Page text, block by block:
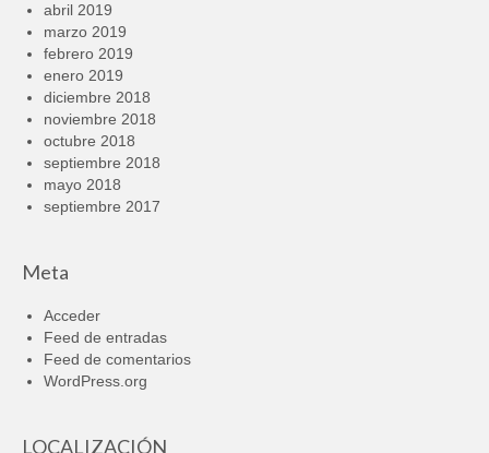
abril 2019
marzo 2019
febrero 2019
enero 2019
diciembre 2018
noviembre 2018
octubre 2018
septiembre 2018
mayo 2018
septiembre 2017
Meta
Acceder
Feed de entradas
Feed de comentarios
WordPress.org
LOCALIZACIÓN